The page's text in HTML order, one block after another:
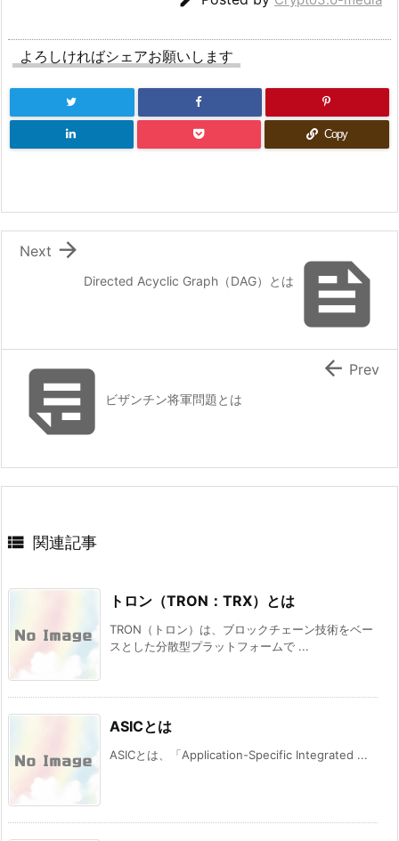
よろしければシェアお願いします
Copy

Directed Acyclic Graph（DAG）とは

Next
 ビザンチン将軍問題とは
 Prev
 関連記事
トロン（TRON：TRX）とは
TRON（トロン）は、ブロックチェーン技術をベー
スとした分散型プラットフォームで ...
ASICとは
ASICとは、「Application-Specific Integrated ...